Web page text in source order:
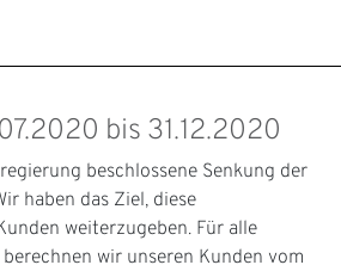
bis 31.12.2020
beschlossene Senkung der
haben das Ziel, diese
weiterzugeben. Für alle
wir unseren Kunden vom